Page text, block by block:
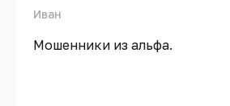
Иван
Мошенники из альфа.